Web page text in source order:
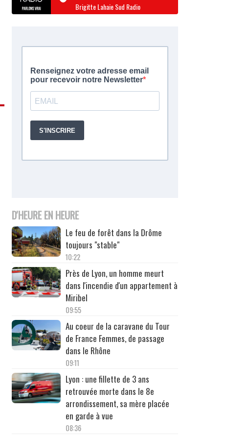
Brigitte Lahaie Sud Radio
D'HEURE EN HEURE
Le feu de forêt dans la Drôme
toujours "stable"
10:22
Près de Lyon, un homme meurt
dans l'incendie d'un appartement à
Miribel
09:55
Au coeur de la caravane du Tour
de France Femmes, de passage
dans le Rhône
09:11
Lyon : une fillette de 3 ans
retrouvée morte dans le 8e
arrondissement, sa mère placée
en garde à vue
08:36